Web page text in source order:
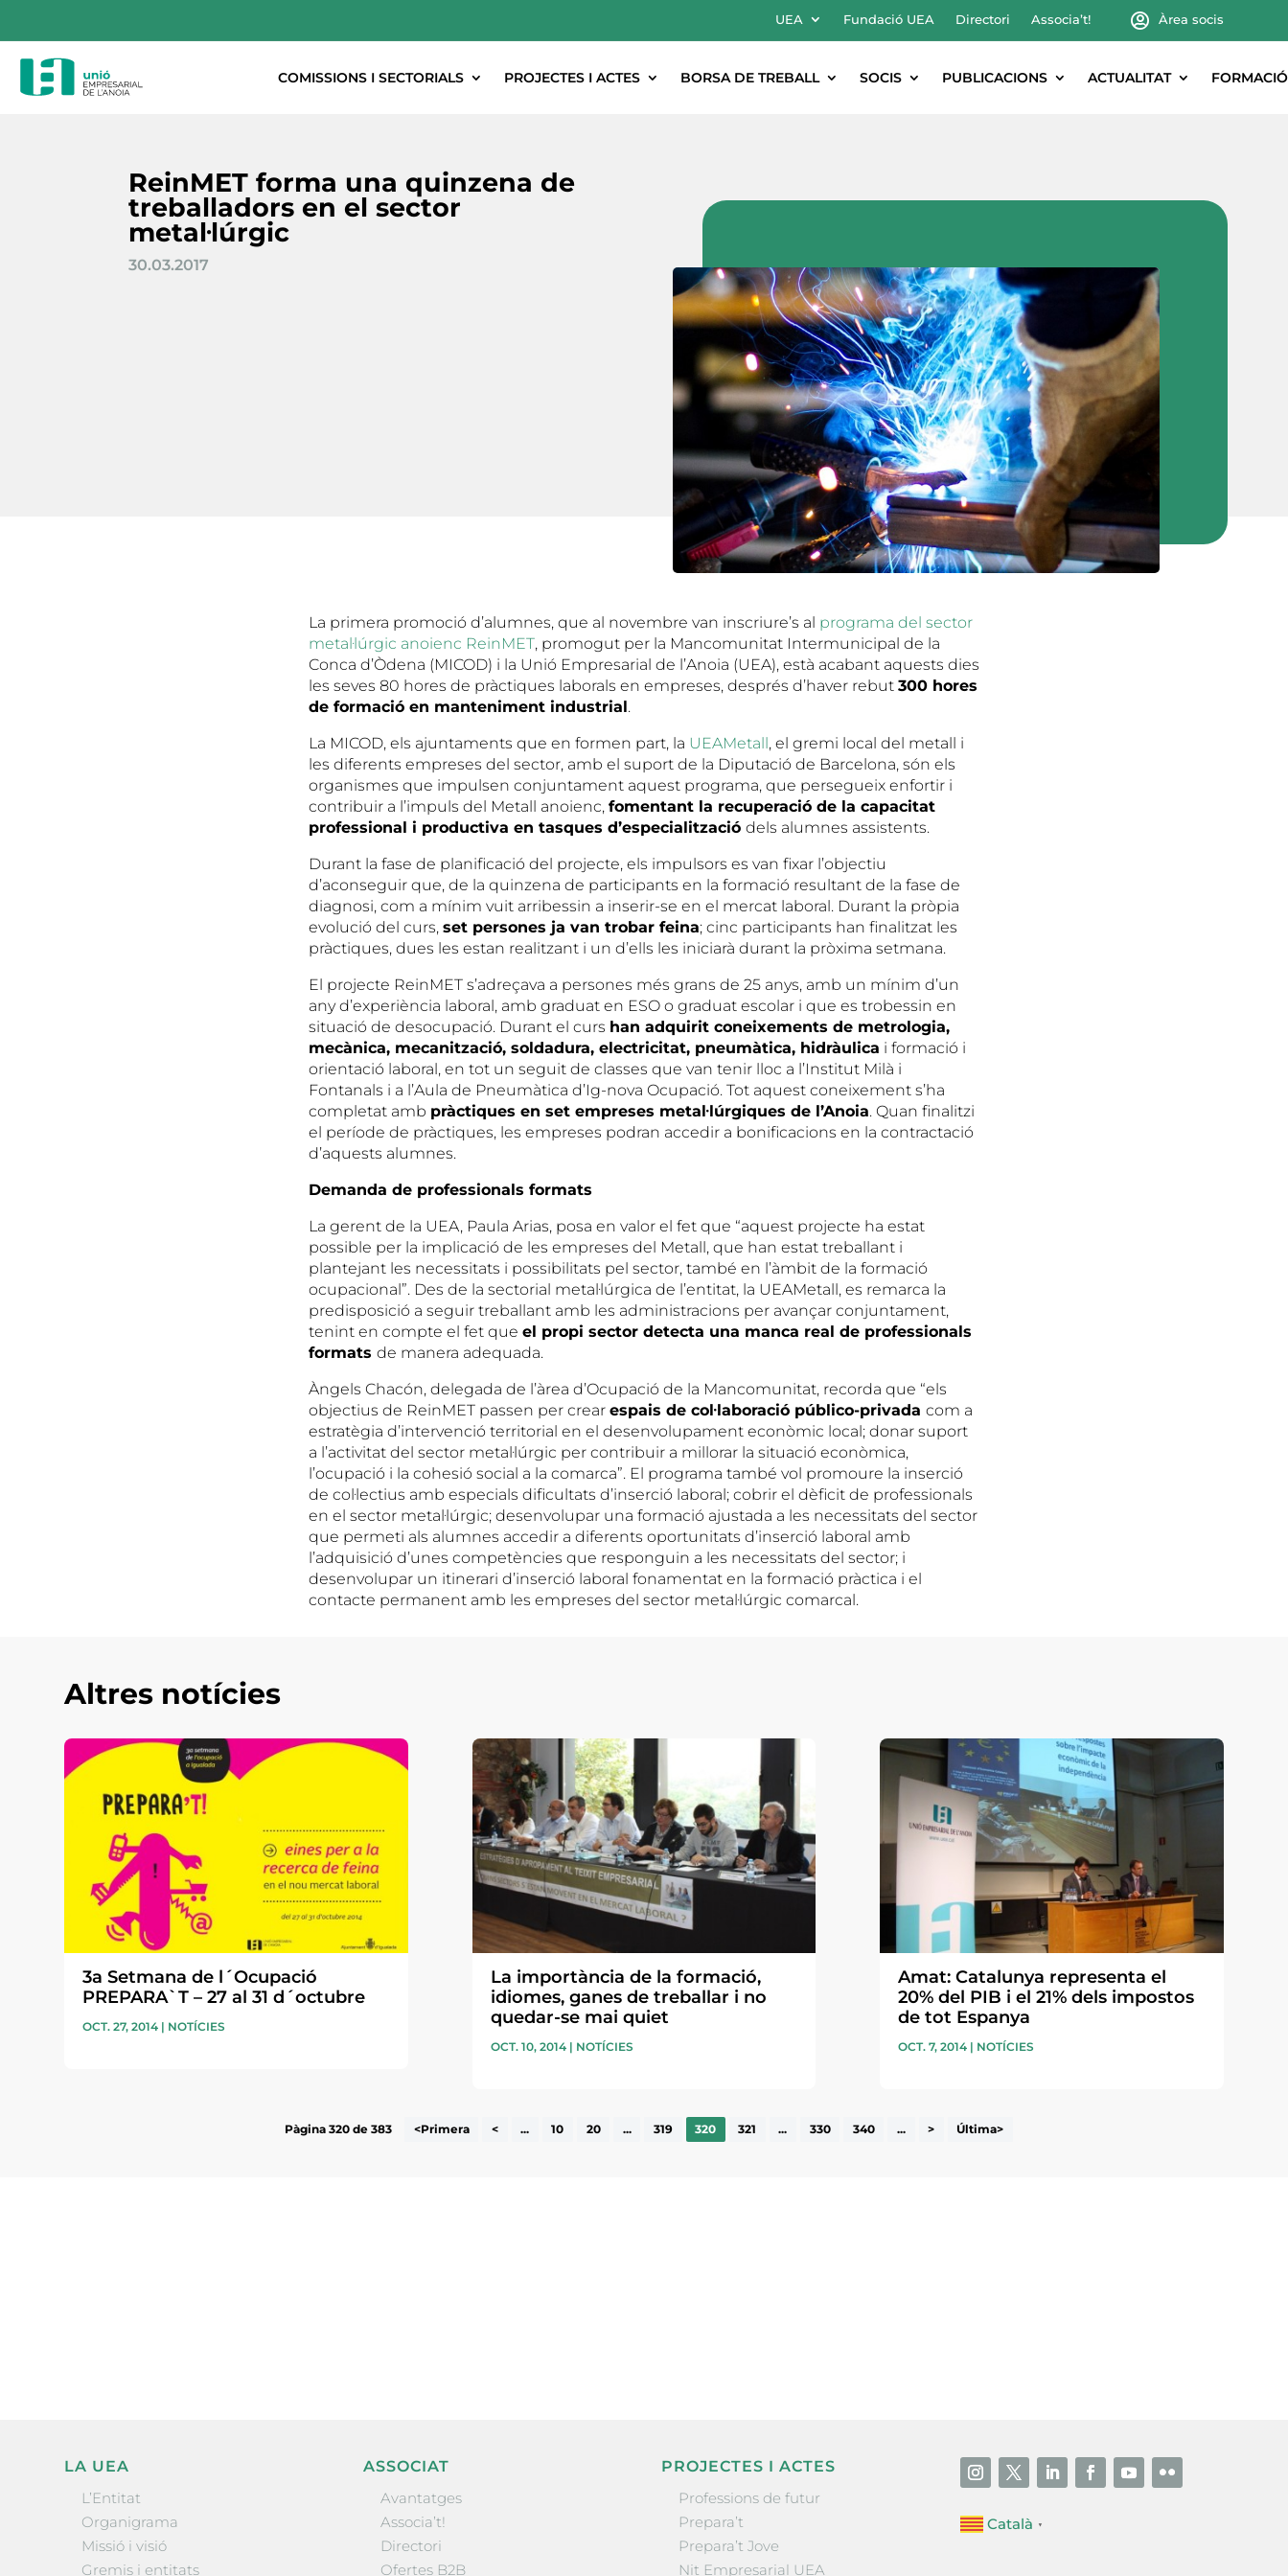
UEA Fundació UEA Directori Associa’t! Àrea socis
COMISSIONS I SECTORIALS PROJECTES I ACTES BORSA DE TREBALL SOCIS PUBLICACIONS ACTUALITAT FORMACIÓ
ReinMET forma una quinzena de
treballadors en el sector
metal·lúrgic
30.03.2017
La primera promoció d’alumnes, que al novembre van inscriure’s al programa del sector
metal·lúrgic anoienc ReinMET, promogut per la Mancomunitat Intermunicipal de la
Conca d’Òdena (MICOD) i la Unió Empresarial de l’Anoia (UEA), està acabant aquests dies
les seves 80 hores de pràctiques laborals en empreses, després d’haver rebut 300 hores
de formació en manteniment industrial.
La MICOD, els ajuntaments que en formen part, la UEAMetall, el gremi local del metall i
les diferents empreses del sector, amb el suport de la Diputació de Barcelona, són els
organismes que impulsen conjuntament aquest programa, que persegueix enfortir i
contribuir a l’impuls del Metall anoienc, fomentant la recuperació de la capacitat
professional i productiva en tasques d’especialització dels alumnes assistents.
Durant la fase de planificació del projecte, els impulsors es van fixar l’objectiu
d’aconseguir que, de la quinzena de participants en la formació resultant de la fase de
diagnosi, com a mínim vuit arribessin a inserir-se en el mercat laboral. Durant la pròpia
evolució del curs, set persones ja van trobar feina; cinc participants han finalitzat les
pràctiques, dues les estan realitzant i un d’ells les iniciarà durant la pròxima setmana.
El projecte ReinMET s’adreçava a persones més grans de 25 anys, amb un mínim d’un
any d’experiència laboral, amb graduat en ESO o graduat escolar i que es trobessin en
situació de desocupació. Durant el curs han adquirit coneixements de metrologia,
mecànica, mecanització, soldadura, electricitat, pneumàtica, hidràulica i formació i
orientació laboral, en tot un seguit de classes que van tenir lloc a l’Institut Milà i
Fontanals i a l’Aula de Pneumàtica d’Ig-nova Ocupació. Tot aquest coneixement s’ha
completat amb pràctiques en set empreses metal·lúrgiques de l’Anoia. Quan finalitzi
el període de pràctiques, les empreses podran accedir a bonificacions en la contractació
d’aquests alumnes.
Demanda de professionals formats
La gerent de la UEA, Paula Arias, posa en valor el fet que “aquest projecte ha estat
possible per la implicació de les empreses del Metall, que han estat treballant i
plantejant les necessitats i possibilitats pel sector, també en l’àmbit de la formació
ocupacional”. Des de la sectorial metal·lúrgica de l’entitat, la UEAMetall, es remarca la
predisposició a seguir treballant amb les administracions per avançar conjuntament,
tenint en compte el fet que el propi sector detecta una manca real de professionals
formats de manera adequada.
Àngels Chacón, delegada de l’àrea d’Ocupació de la Mancomunitat, recorda que “els
objectius de ReinMET passen per crear espais de col·laboració público-privada com a
estratègia d’intervenció territorial en el desenvolupament econòmic local; donar suport
a l’activitat del sector metal·lúrgic per contribuir a millorar la situació econòmica,
l’ocupació i la cohesió social a la comarca”. El programa també vol promoure la inserció
de col·lectius amb especials dificultats d’inserció laboral; cobrir el dèficit de professionals
en el sector metal·lúrgic; desenvolupar una formació ajustada a les necessitats del sector
que permeti als alumnes accedir a diferents oportunitats d’inserció laboral amb
l’adquisició d’unes competències que responguin a les necessitats del sector; i
desenvolupar un itinerari d’inserció laboral fonamentat en la formació pràctica i el
contacte permanent amb les empreses del sector metal·lúrgic comarcal.
Altres notícies
3a Setmana de l´Ocupació
PREPARA`T – 27 al 31 d´octubre
OCT. 27, 2014 | NOTÍCIES
La importància de la formació,
idiomes, ganes de treballar i no
quedar-se mai quiet
OCT. 10, 2014| NOTÍCIES
Amat: Catalunya representa el
20% del PIB i el 21% dels impostos
de tot Espanya
OCT. 7, 2014| NOTÍCIES
Pàgina 320 de 383 <Primera < ... 10 20 ... 319 320 321 ... 330 340 ... > Última>
LA UEA
L’Entitat
Organigrama
Missió i visió
Gremis i entitats
ASSOCIAT
Avantatges
Associa’t!
Directori
Ofertes B2B
PROJECTES I ACTES
Professions de futur
Prepara’t
Prepara’t Jove
Nit Empresarial UEA
Català ▼